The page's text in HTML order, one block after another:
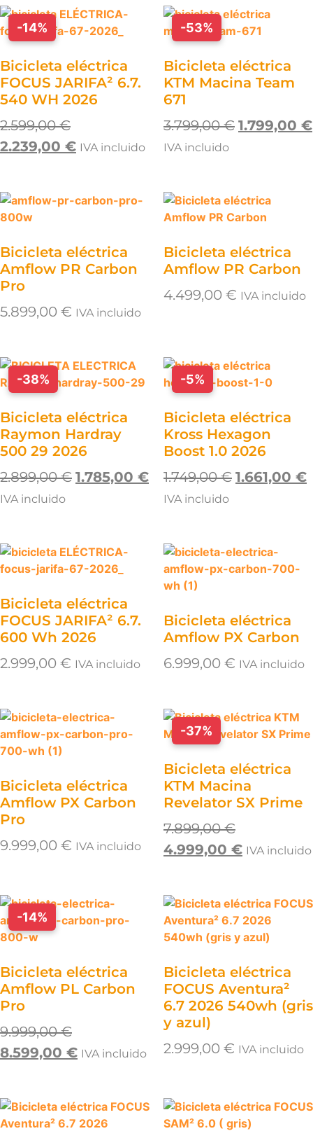
-14%
Bicicleta eléctrica
FOCUS JARIFA² 6.7.
540 WH 2026
2.599,00€
2.239,00 € IVA incluido
-53%
Bicicleta eléctrica
KTM Macina Team
671
3.799,00€ 1.799,00 €
IVA incluido
Bicicleta eléctrica
Amflow PR Carbon
Pro
5.899,00 € IVA incluido
Bicicleta eléctrica
Amflow PR Carbon
4.499,00 € IVA incluido
-38%
Bicicleta eléctrica
Raymon Hardray
500 29 2026
2.899,00€ 1.785,00 €
IVA incluido
-5%
Bicicleta eléctrica
Kross Hexagon
Boost 1.0 2026
1.749,00€ 1.661,00 €
IVA incluido
Bicicleta eléctrica
FOCUS JARIFA² 6.7.
600 Wh 2026
2.999,00 € IVA incluido
Bicicleta eléctrica
Amflow PX Carbon
6.999,00 € IVA incluido
Bicicleta eléctrica
Amflow PX Carbon
Pro
9.999,00 € IVA incluido
-37%
Bicicleta eléctrica
KTM Macina
Revelator SX Prime
7.899,00€
4.999,00 € IVA incluido
-14%
Bicicleta eléctrica
Amflow PL Carbon
Pro
9.999,00€
8.599,00 € IVA incluido
Bicicleta eléctrica
FOCUS Aventura²
6.7 2026 540wh (gris
y azul)
2.999,00 € IVA incluido